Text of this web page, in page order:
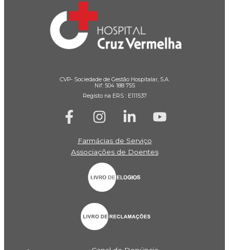
CVP- Sociedade de Gestão Hospitalar, S.A.
Nif: 504 188 755
Registo na ERS : E111537
Farmácias de Serviço
Associações de Doentes